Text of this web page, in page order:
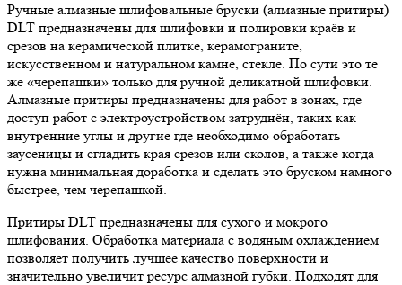
Ручные алмазные шлифовальные бруски (алмазные притиры)
DLT предназначены для шлифовки и полировки краёв и
срезов на керамической плитке, керамограните,
искусственном и натуральном камне, стекле. По сути это те
же «черепашки» только для ручной деликатной шлифовки.
Алмазные притиры предназначены для работ в зонах, где
доступ работ с электроустройством затруднён, таких как
внутренние углы и другие где необходимо обработать
заусеницы и сгладить края срезов или сколов, а также когда
нужна минимальная доработка и сделать это бруском намного
быстрее, чем черепашкой.
Притиры DLT предназначены для сухого и мокрого
шлифования. Обработка материала с водяным охлаждением
позволяет получить лучшее качество поверхности и
значительно увеличит ресурс алмазной губки. Подходят для